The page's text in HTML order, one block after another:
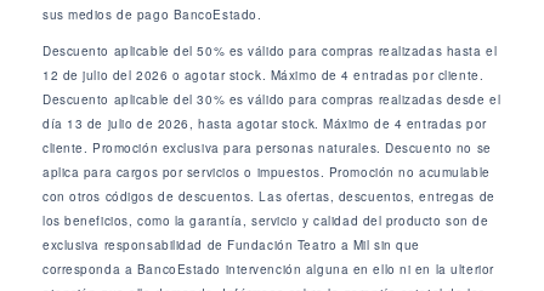
sus medios de pago BancoEstado.
Descuento aplicable del 50% es válido para compras realizadas hasta el
12 de julio del 2026 o agotar stock. Máximo de 4 entradas por cliente.
Descuento aplicable del 30% es válido para compras realizadas desde el
día 13 de julio de 2026, hasta agotar stock. Máximo de 4 entradas por
cliente. Promoción exclusiva para personas naturales. Descuento no se
aplica para cargos por servicios o impuestos. Promoción no acumulable
con otros códigos de descuentos. Las ofertas, descuentos, entregas de
los beneficios, como la garantía, servicio y calidad del producto son de
exclusiva responsabilidad de Fundación Teatro a Mil sin que
corresponda a BancoEstado intervención alguna en ello ni en la ulterior